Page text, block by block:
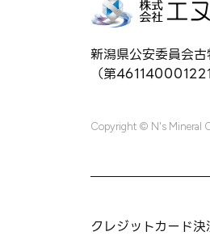
新潟県公安委員会
（第461140001221
Copyright © N's Mineral
クレジットカード